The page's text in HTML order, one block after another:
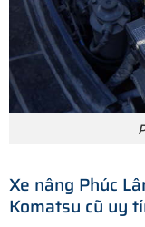
Xe nâng Phúc
Komatsu cũ uy